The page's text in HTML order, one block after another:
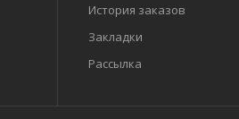
История заказов
Закладки
Рассылка